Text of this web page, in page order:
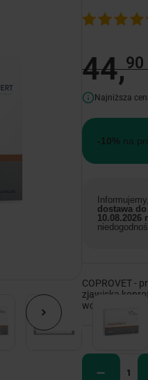
44,90
Najniższa
-10%na
dostawa
10.08.2026
COPROVET -
zjawiska
wchłaniania.